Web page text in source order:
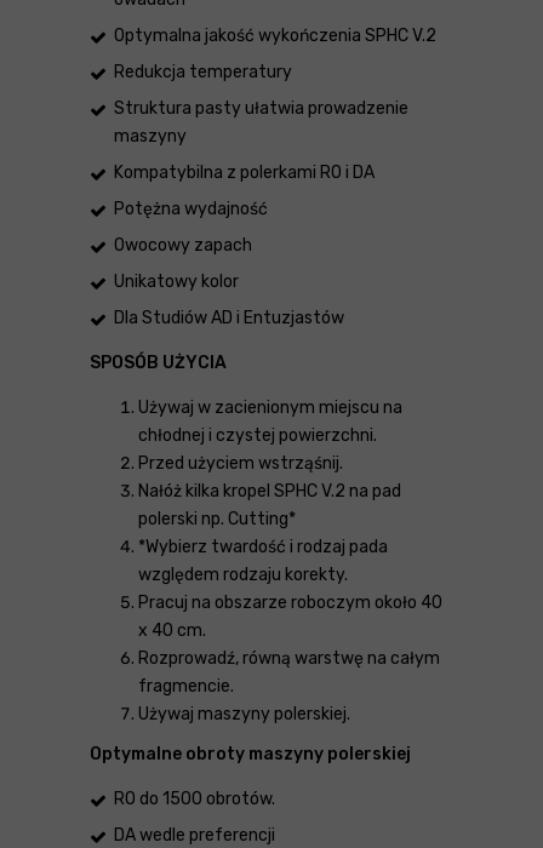
Optymalna jakość wykończenia SPHC V.2
Redukcja temperatury
Struktura pasty ułatwia prowadzenie
maszyny
Kompatybilna z polerkami RO i DA
Potężna wydajność
Owocowy zapach
Unikatowy kolor
Dla Studiów AD i Entuzjastów
SPOSÓB UŻYCIA
Używaj w zacienionym miejscu na
chłodnej i czystej powierzchni.
Przed użyciem wstrząśnij.
Nałóż kilka kropel SPHC V.2 na pad
polerski np. Cutting*
*Wybierz twardość i rodzaj pada
względem rodzaju korekty.
Pracuj na obszarze roboczym około 40
x 40 cm.
Rozprowadź, równą warstwę na całym
fragmencie.
Używaj maszyny polerskiej.
Optymalne obroty maszyny polerskiej
RO do 1500 obrotów.
DA wedle preferencji